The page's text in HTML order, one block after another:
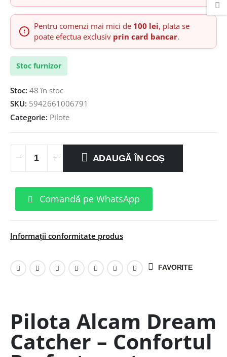
Pentru comenzi mai mici de 100 lei, plata se
poate efectua exclusiv prin card bancar.
Stoc furnizor
Stoc: 48 în stoc
SKU: 5942661006791
Categorie: Pilote
ADAUGĂ ÎN COȘ
Comandă pe WhatsApp
Informații conformitate produs
FAVORITE
Pilota Alcam Dream
Catcher – Confortul